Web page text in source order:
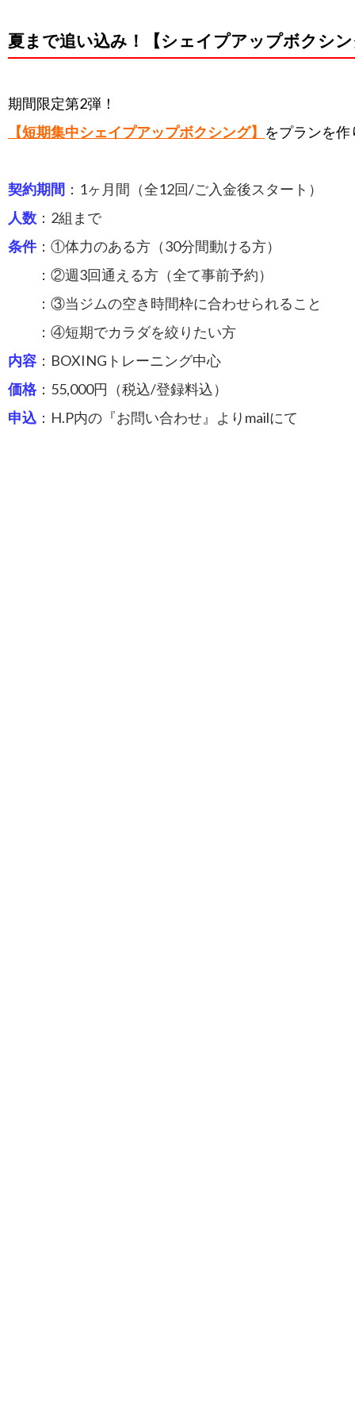
夏まで追い込み！【シェイプアップボクシ
期間限定第2弾！
【短期集中シェイプアップボクシング】 をプランを
契約期間 ：1ヶ月間（全12回/ご入金後スタート）
人数 ：2組まで
条件：①体力のある方（30分間動ける方）
：②週3回通える方（全て事前予約）
：③当ジムの空き時間枠に合わせられること
：④短期でカラダを絞りたい方
内容 ：BOXINGトレーニング中心
価格：55,000円（税込/登録料込）
申込 ：H.P内の『お問い合わせ』よりmailにて